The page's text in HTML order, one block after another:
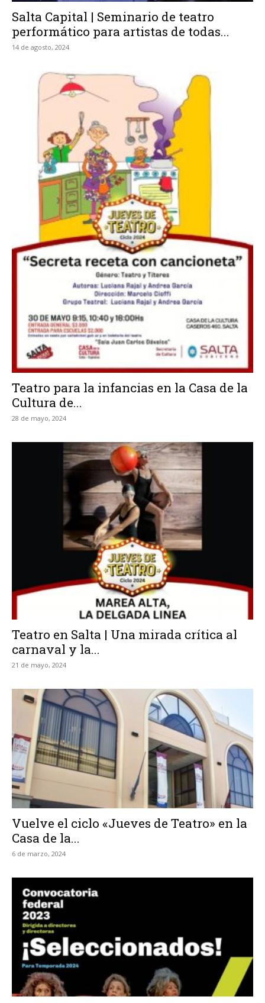
Salta Capital | Seminario de teatro
performático para artistas de todas...
14 de agosto, 2024
Teatro para la infancias en la Casa de la
Cultura de...
28 de mayo, 2024
Teatro en Salta | Una mirada crítica al
carnaval y la...
21 de mayo, 2024
Vuelve el ciclo «Jueves de Teatro» en la
Casa de la...
6 de marzo, 2024